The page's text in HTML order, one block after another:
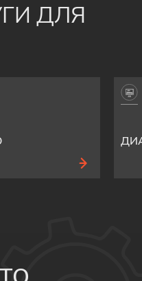
ДЛЯ